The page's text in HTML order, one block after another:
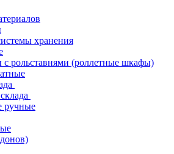
хранения
рольставнями (роллетные шкафы)
ручные